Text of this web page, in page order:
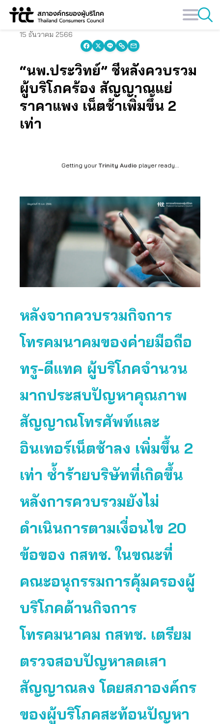
Skip
15 ธันวาคม 2566
“นพ.ประวิทย์” ชี้หลังควบรวม
ผู้บริโภคร้อง สัญญาณแย่
ราคาแพง เน็ตช้าเพิ่มขึ้น 2
เท่า
Getting your Trinity Audio player ready...
หลังจากควบรวมกิจการ
โทรคมนาคมของค่ายมือถือ
ทรู-ดีแทค ผู้บริโภคจำนวน
มากประสบปัญหาคุณภาพ
สัญญาณโทรศัพท์และ
อินเทอร์เน็ตช้าลง เพิ่มขึ้น 2
เท่า ซ้ำร้ายบริษัทที่เกิดขึ้น
หลังการควบรวมยังไม่
ดำเนินการตามเงื่อนไข 20
ข้อของ กสทช. ในขณะที่
คณะอนุกรรมการคุ้มครองผู้
บริโภคด้านกิจการ
โทรคมนาคม กสทช. เตรียม
ตรวจสอบปัญหาลดเสา
สัญญาณลง โดยสภาองค์กร
ของผู้บริโภคสะท้อนปัญหา